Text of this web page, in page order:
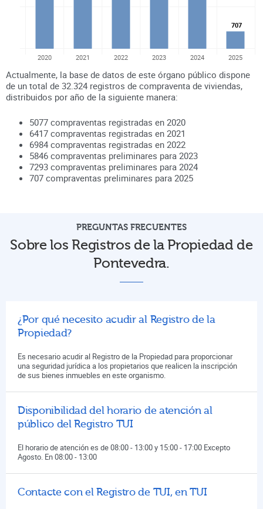
707
707
2020 2021 2022 2023 2024 2025
Actualmente, la base de datos de este órgano público dispone
de un total de 32.324 registros de compraventa de viviendas,
distribuidos por año de la siguiente manera:
5077 compraventas registradas en 2020
6417 compraventas registradas en 2021
6984 compraventas registradas en 2022
5846 compraventas preliminares para 2023
7293 compraventas preliminares para 2024
707 compraventas preliminares para 2025
PREGUNTAS FRECUENTES
Sobre los Registros de la Propiedad de
Pontevedra.
¿Por qué necesito acudir al Registro de la
Propiedad?
Es necesario acudir al Registro de la Propiedad para proporcionar
una seguridad jurídica a los propietarios que realicen la inscripción
de sus bienes inmuebles en este organismo.
Disponibilidad del horario de atención al
público del Registro TUI
El horario de atención es de 08:00 - 13:00 y 15:00 - 17:00 Excepto
Agosto. En 08:00 - 13:00
Contacte con el Registro de TUI, en TUI